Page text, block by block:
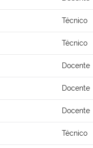
Técnico
Técnico
Docente
Docente
Docente
Técnico